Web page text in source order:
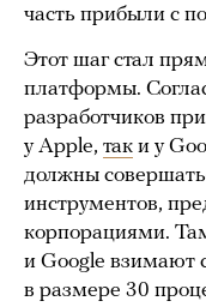
часть прибыли с
Этот шаг стал
платформы.
разработчиков
у Apple, так и у
должны
инструментов,
корпорациями.
и Google взимают
в размере 30